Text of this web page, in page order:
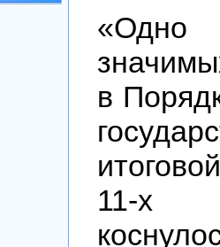
в
11-х